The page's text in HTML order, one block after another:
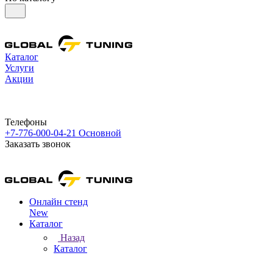
Каталог
Услуги
Акции
Телефоны
+7-776-000-04-21 Основной
Заказать звонок
Онлайн стенд
New
Каталог
Назад
Каталог